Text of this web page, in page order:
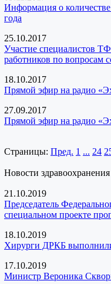
Информация о
года
25.10.2017
Участие специалистов
работников по вопросам
18.10.2017
Прямой эфир на радио
27.09.2017
Прямой эфир на радио
Страницы: Пред. 1 ... 24
Новости здравоохранения
21.10.2019
Председатель
специальном проекте
18.10.2019
Хирурги ДРКБ
17.10.2019
Министр Вероника